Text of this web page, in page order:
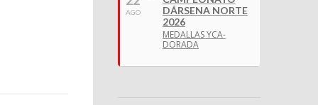
AGO
DÁRSENA NORTE
2026
MEDALLAS YCA-
DORADA